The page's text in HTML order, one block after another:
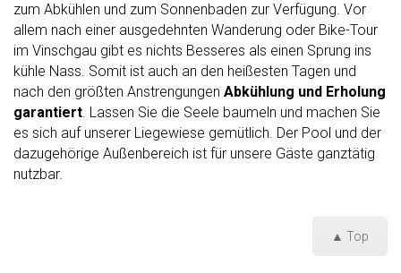
zum Abkühlen und zum Sonnenbaden zur Verfügung. Vor
allem nach einer ausgedehnten Wanderung oder Bike-Tour
im Vinschgau gibt es nichts Besseres als einen Sprung ins
kühle Nass. Somit ist auch an den heißesten Tagen und
nach den größten Anstrengungen Abkühlung und Erholung
garantiert. Lassen Sie die Seele baumeln und machen Sie
es sich auf unserer Liegewiese gemütlich. Der Pool und der
dazugehörige Außenbereich ist für unsere Gäste ganztätig
nutzbar.
▲ Top